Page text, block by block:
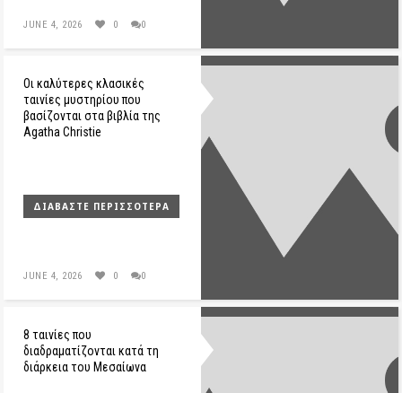
JUNE 4, 2026 0 0
Οι καλύτερες κλασικές
ταινίες μυστηρίου που
βασίζονται στα βιβλία της
Agatha Christie
ΔΙΑΒΆΣΤΕ ΠΕΡΙΣΣΌΤΕΡΑ
JUNE 4, 2026 0 0
8 ταινίες που
διαδραματίζονται κατά τη
διάρκεια του Μεσαίωνα